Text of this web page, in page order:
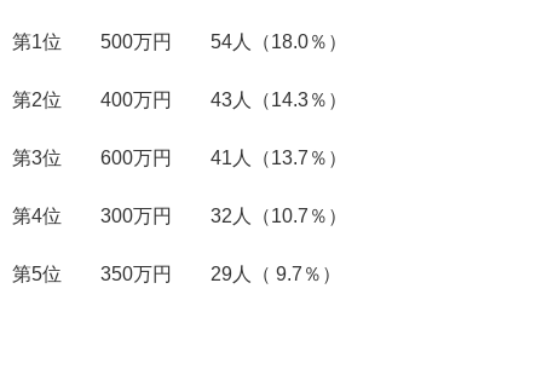
第1位 500万円 54人（18.0％）
第2位 400万円 43人（14.3％）
第3位 600万円 41人（13.7％）
第4位 300万円 32人（10.7％）
第5位 350万円 29人（ 9.7％）